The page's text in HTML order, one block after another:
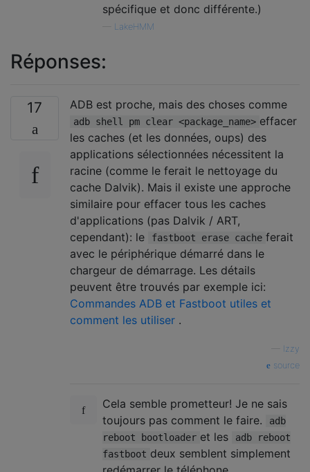
spécifique et donc différente.)
LakeHMM
Réponses:
17 ADB est proche, mais des choses comme
adb shell pm clear <package_name> effacer
les caches (et les données, oups) des
applications sélectionnées nécessitent la
racine (comme le ferait le nettoyage du
cache Dalvik). Mais il existe une approche
similaire pour effacer tous les caches
d'applications (pas Dalvik / ART,
cependant): le
fastboot erase cache ferait
avec le périphérique démarré dans le
chargeur de démarrage. Les détails
peuvent être trouvés par exemple ici:
Commandes ADB et Fastboot utiles et
comment les utiliser .
Izzy
source
Cela semble prometteur! Je ne sais
toujours pas comment le faire.
adb
reboot bootloader et les
adb reboot
fastboot deux semblent simplement